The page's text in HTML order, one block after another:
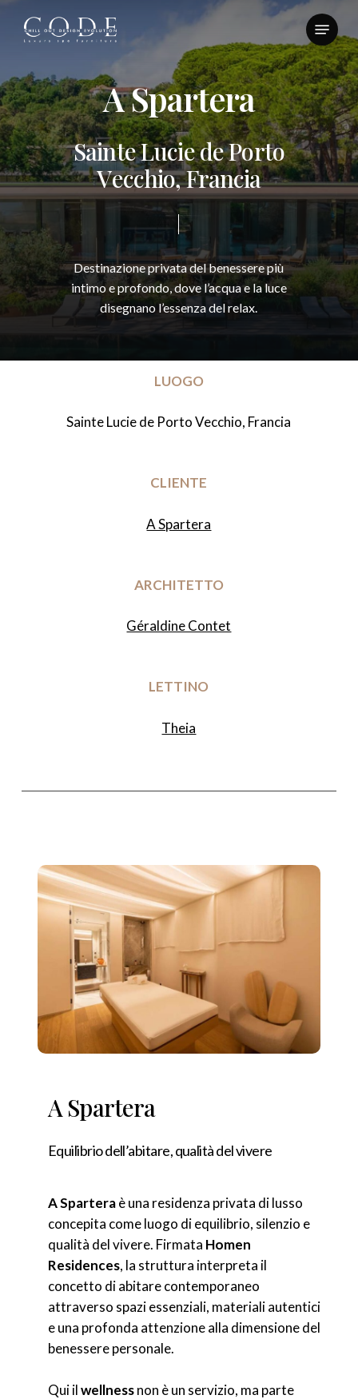
content
Menu
ASpartera
SainteLuciedePorto
Vecchio,Francia
Destinazioneprivatadelbenesserepiù
intimoeprofondo, dove l’acquae laluce
disegnano l’essenzadelrelax.
LUOGO
Sainte Lucie de Porto Vecchio, Francia
CLIENTE
A Spartera
ARCHITETTO
Géraldine Contet
LETTINO
Theia
A Spartera
Equilibrio dell’abitare, qualità del vivere
A Sparteraè una residenza privata di lusso
concepita come luogo di equilibrio, silenzio e
qualità del vivere. Firmata Homen
Residences, la struttura interpreta il
concetto di abitare contemporaneo
attraverso spazi essenziali, materiali autentici
e una profonda attenzione alla dimensione del
benessere personale.
Qui ilwellnessnon è un servizio, ma parte
Close
Menu